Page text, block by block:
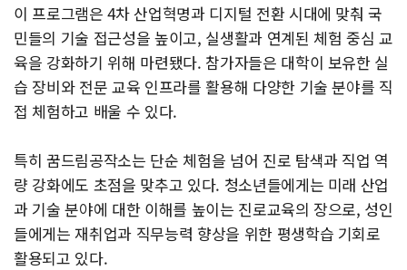
이 프로그램은 4차 산업혁명과 디지털 전환 시대에 맞춰 국
민들의 기술 접근성을 높이고, 실생활과 연계된 체험 중심 교
육을 강화하기 위해 마련됐다. 참가자들은 대학이 보유한 실
습 장비와 전문 교육 인프라를 활용해 다양한 기술 분야를 직
접 체험하고 배울 수 있다.
특히 꿈드림공작소는 단순 체험을 넘어 진로 탐색과 직업 역
량 강화에도 초점을 맞추고 있다. 청소년들에게는 미래 산업
과 기술 분야에 대한 이해를 높이는 진로교육의 장으로, 성인
들에게는 재취업과 직무능력 향상을 위한 평생학습 기회로
활용되고 있다.